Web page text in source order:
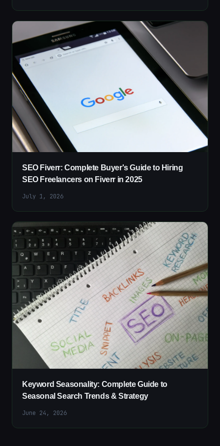
SEO Fiverr: Complete Buyer's Guide to Hiring
SEO Freelancers on Fiverr in 2025
July 1, 2026
Keyword Seasonality: Complete Guide to
Seasonal Search Trends & Strategy
June 24, 2026